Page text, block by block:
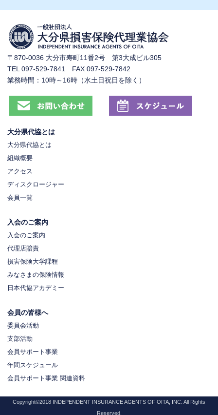
〒870-0036 大分市寿町11番2号 第3大成ビル305
TEL 097-529-7841 FAX 097-529-7842
業務時間：10時～16時（水土日祝日を除く）
大分県代協とは
大分県代協とは
組織概要
アクセス
ディスクロージャー
会員一覧
入会のご案内
入会のご案内
代理店賠責
損害保険大学課程
みなさまの保険情報
日本代協アカデミー
会員の皆様へ
委員会活動
支部活動
会員サポート事業
年間スケジュール
会員サポート事業 関連資料
Copyright©2018 INDEPENDENT INSURANCE AGENTS OF OITA, INC. All Rights
Reserved.